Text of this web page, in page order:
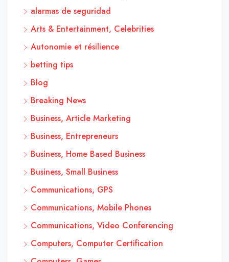
alarmas de seguridad
Arts & Entertainment, Celebrities
Autonomie et résilience
betting tips
Blog
Breaking News
Business, Article Marketing
Business, Entrepreneurs
Business, Home Based Business
Business, Small Business
Communications, GPS
Communications, Mobile Phones
Communications, Video Conferencing
Computers, Computer Certification